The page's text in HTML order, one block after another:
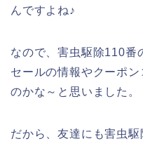
んですよね♪
なので、害虫駆除110番
セールの情報やクーポ
のかな～と思いました。
だから、友達にも害虫